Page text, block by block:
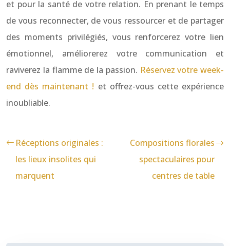
et pour la santé de votre relation. En prenant le temps
de vous reconnecter, de vous ressourcer et de partager
des moments privilégiés, vous renforcerez votre lien
émotionnel, améliorerez votre communication et
raviverez la flamme de la passion. Réservez votre week-
end dès maintenant ! et offrez-vous cette expérience
inoubliable.
Réceptions originales :
les lieux insolites qui
marquent
Compositions florales
spectaculaires pour
centres de table